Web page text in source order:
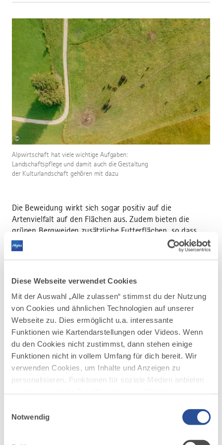
Diese Webseite verwendet Cookies
Mit der Auswahl „Alle zulassen“ stimmst du der Nutzung
von Cookies und ähnlichen Technologien auf unserer
Webseite zu. Dies ermöglicht u.a. interessante
Funktionen wie Kartendarstellungen oder Videos. Wenn
du den Cookies nicht zustimmst, dann stehen einige
Funktionen nicht in vollem Umfang für dich bereit. Wir
verwenden Cookies, um Inhalte und Anzeigen zu
personalisieren, Funktionen für soziale Medien anbieten
deiner Verwendung unserer Website an unsere Partner
Notwendig
©
Alpwirtschaft hat viele wichtige Aufgaben:
Landschaftspflege und damit auch die Gestaltung
der Kulturlandschaft gehören mit dazu
Die Beweidung wirkt sich sogar positiv auf die
Artenvielfalt auf den Flächen aus. Zudem bieten die
grünen Bergweiden zusätzliche Futterflächen, so dass
das Gras im Tal als Futtergrundlage für den Winter
hergenommen werden kann. Alpen gibt es überhaupt
ihre Jugendjahre, dürfen wertvolle Bergkräuter fressen,
Sommerfrische wirkt sich auf die Qualität von Milch und
Fleisch aus. Und die Bauern im Tal werden durch die
ausgelagerte Tierbetreuung entlastet.